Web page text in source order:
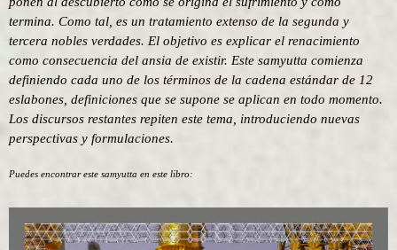
termina. Como tal, es un tratamiento extenso de la segunda y
tercera nobles verdades. El objetivo es explicar el renacimiento
como consecuencia del ansia de existir. Este samyutta comienza
definiendo cada uno de los términos de la cadena estándar de 12
eslabones, definiciones que se supone se aplican en todo momento.
Los discursos restantes repiten este tema, introduciendo nuevas
perspectivas y formulaciones.
Puedes encontrar este samyutta en este libro: